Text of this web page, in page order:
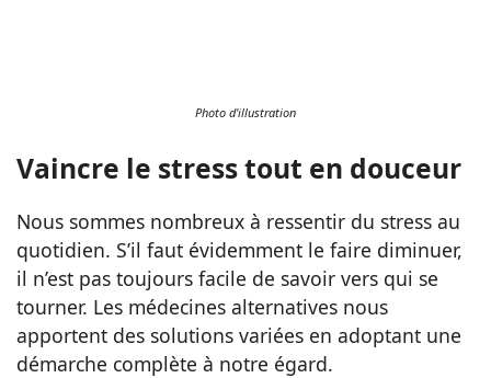
Photo d'illustration
Vaincre le stress tout en douceur
Nous sommes nombreux à ressentir du stress au
quotidien. S’il faut évidemment le faire diminuer,
il n’est pas toujours facile de savoir vers qui se
tourner. Les médecines alternatives nous
apportent des solutions variées en adoptant une
démarche complète à notre égard.